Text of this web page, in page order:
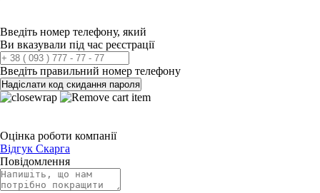
Введіть номер телефону, який
Ви вказували під час реєстрації
Введіть правильний номер телефону
Надіслати код скидання пароля
Оцінка роботи компанії
Відгук Скарга
Повідомлення